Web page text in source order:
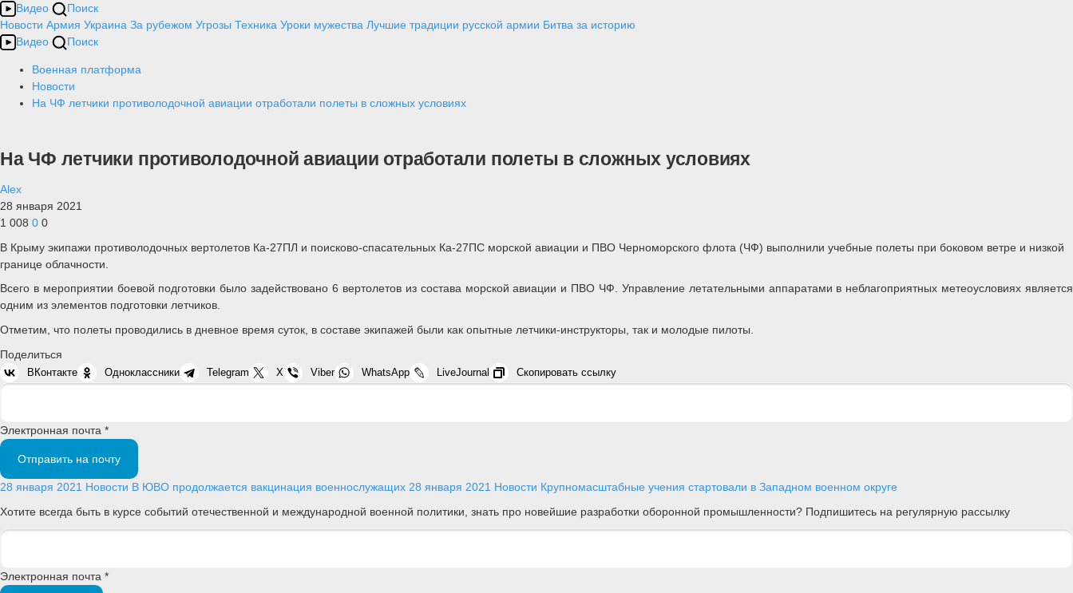
Видео
Поиск
Новости Армия Украина За рубежом Угрозы Техника Уроки мужества Лучшие традиции русской армии Битва за историю
Видео
Поиск
Военная платформа
Новости
На ЧФ летчики противолодочной авиации отработали полеты в сложных условиях
На ЧФ летчики противолодочной авиации отработали полеты в сложных условиях
Alex
28 января 2021
1 008 0 0
В Крыму экипажи противолодочных вертолетов Ка-27ПЛ и поисково-спасательных Ка-27ПС морской авиации и ПВО Черноморского флота (ЧФ) выполнили учебные полеты при боковом ветре и низкой
границе облачности.
Всего в мероприятии боевой подготовки было задействовано 6 вертолетов из состава морской авиации и ПВО ЧФ. Управление летательными аппаратами в неблагоприятных метеоусловиях является
одним из элементов подготовки летчиков.
Отметим, что полеты проводились в дневное время суток, в составе экипажей были как опытные летчики-инструкторы, так и молодые пилоты.
Поделиться
ВКонтакте Одноклассники Telegram X Viber WhatsApp LiveJournal Скопировать ссылку
Электронная почта *
Отправить на почту
28 января 2021 Новости В ЮВО продолжается вакцинация военнослужащих 28 января 2021 Новости Крупномасштабные учения стартовали в Западном военном округе
Хотите всегда быть в курсе событий отечественной и международной военной политики, знать про новейшие разработки оборонной промышленности? Подпишитесь на регулярную рассылку
Электронная почта *